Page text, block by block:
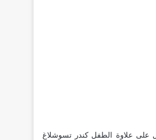
علاوة الطفل كندر تسوشلاغ